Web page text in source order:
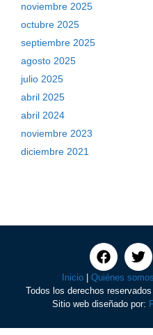
noviembre 2025
octubre 2025
septiembre 2025
agosto 2025
julio 2025
abril 2025
abril 2024
noviembre 2023
diciembre 2021
Inicio| Quiénes somos
Todos los derechos
Sitio web diseñado por: